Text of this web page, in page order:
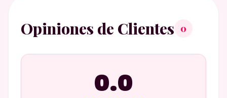
Opiniones de Clientes 0
0.0